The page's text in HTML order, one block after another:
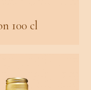
100 cl